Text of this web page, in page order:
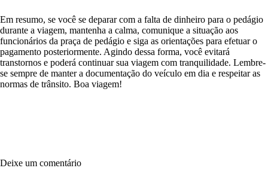
Em resumo, se você se deparar com a falta de dinheiro para o pedágio
durante a viagem, mantenha a calma, comunique a situação aos
funcionários da praça de pedágio e siga as orientações para efetuar o
pagamento posteriormente. Agindo dessa forma, você evitará
transtornos e poderá continuar sua viagem com tranquilidade. Lembre-
se sempre de manter a documentação do veículo em dia e respeitar as
normas de trânsito. Boa viagem!
Deixe um comentário